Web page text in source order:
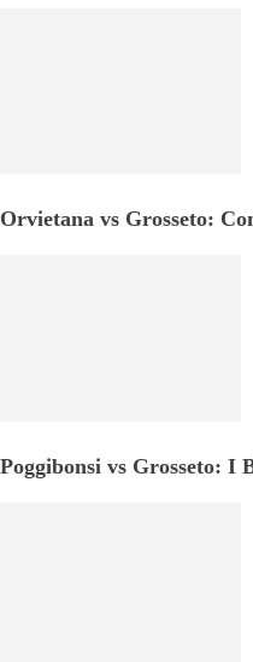
Orvietana vs Grosseto:
Poggibonsi vs Grosseto: I